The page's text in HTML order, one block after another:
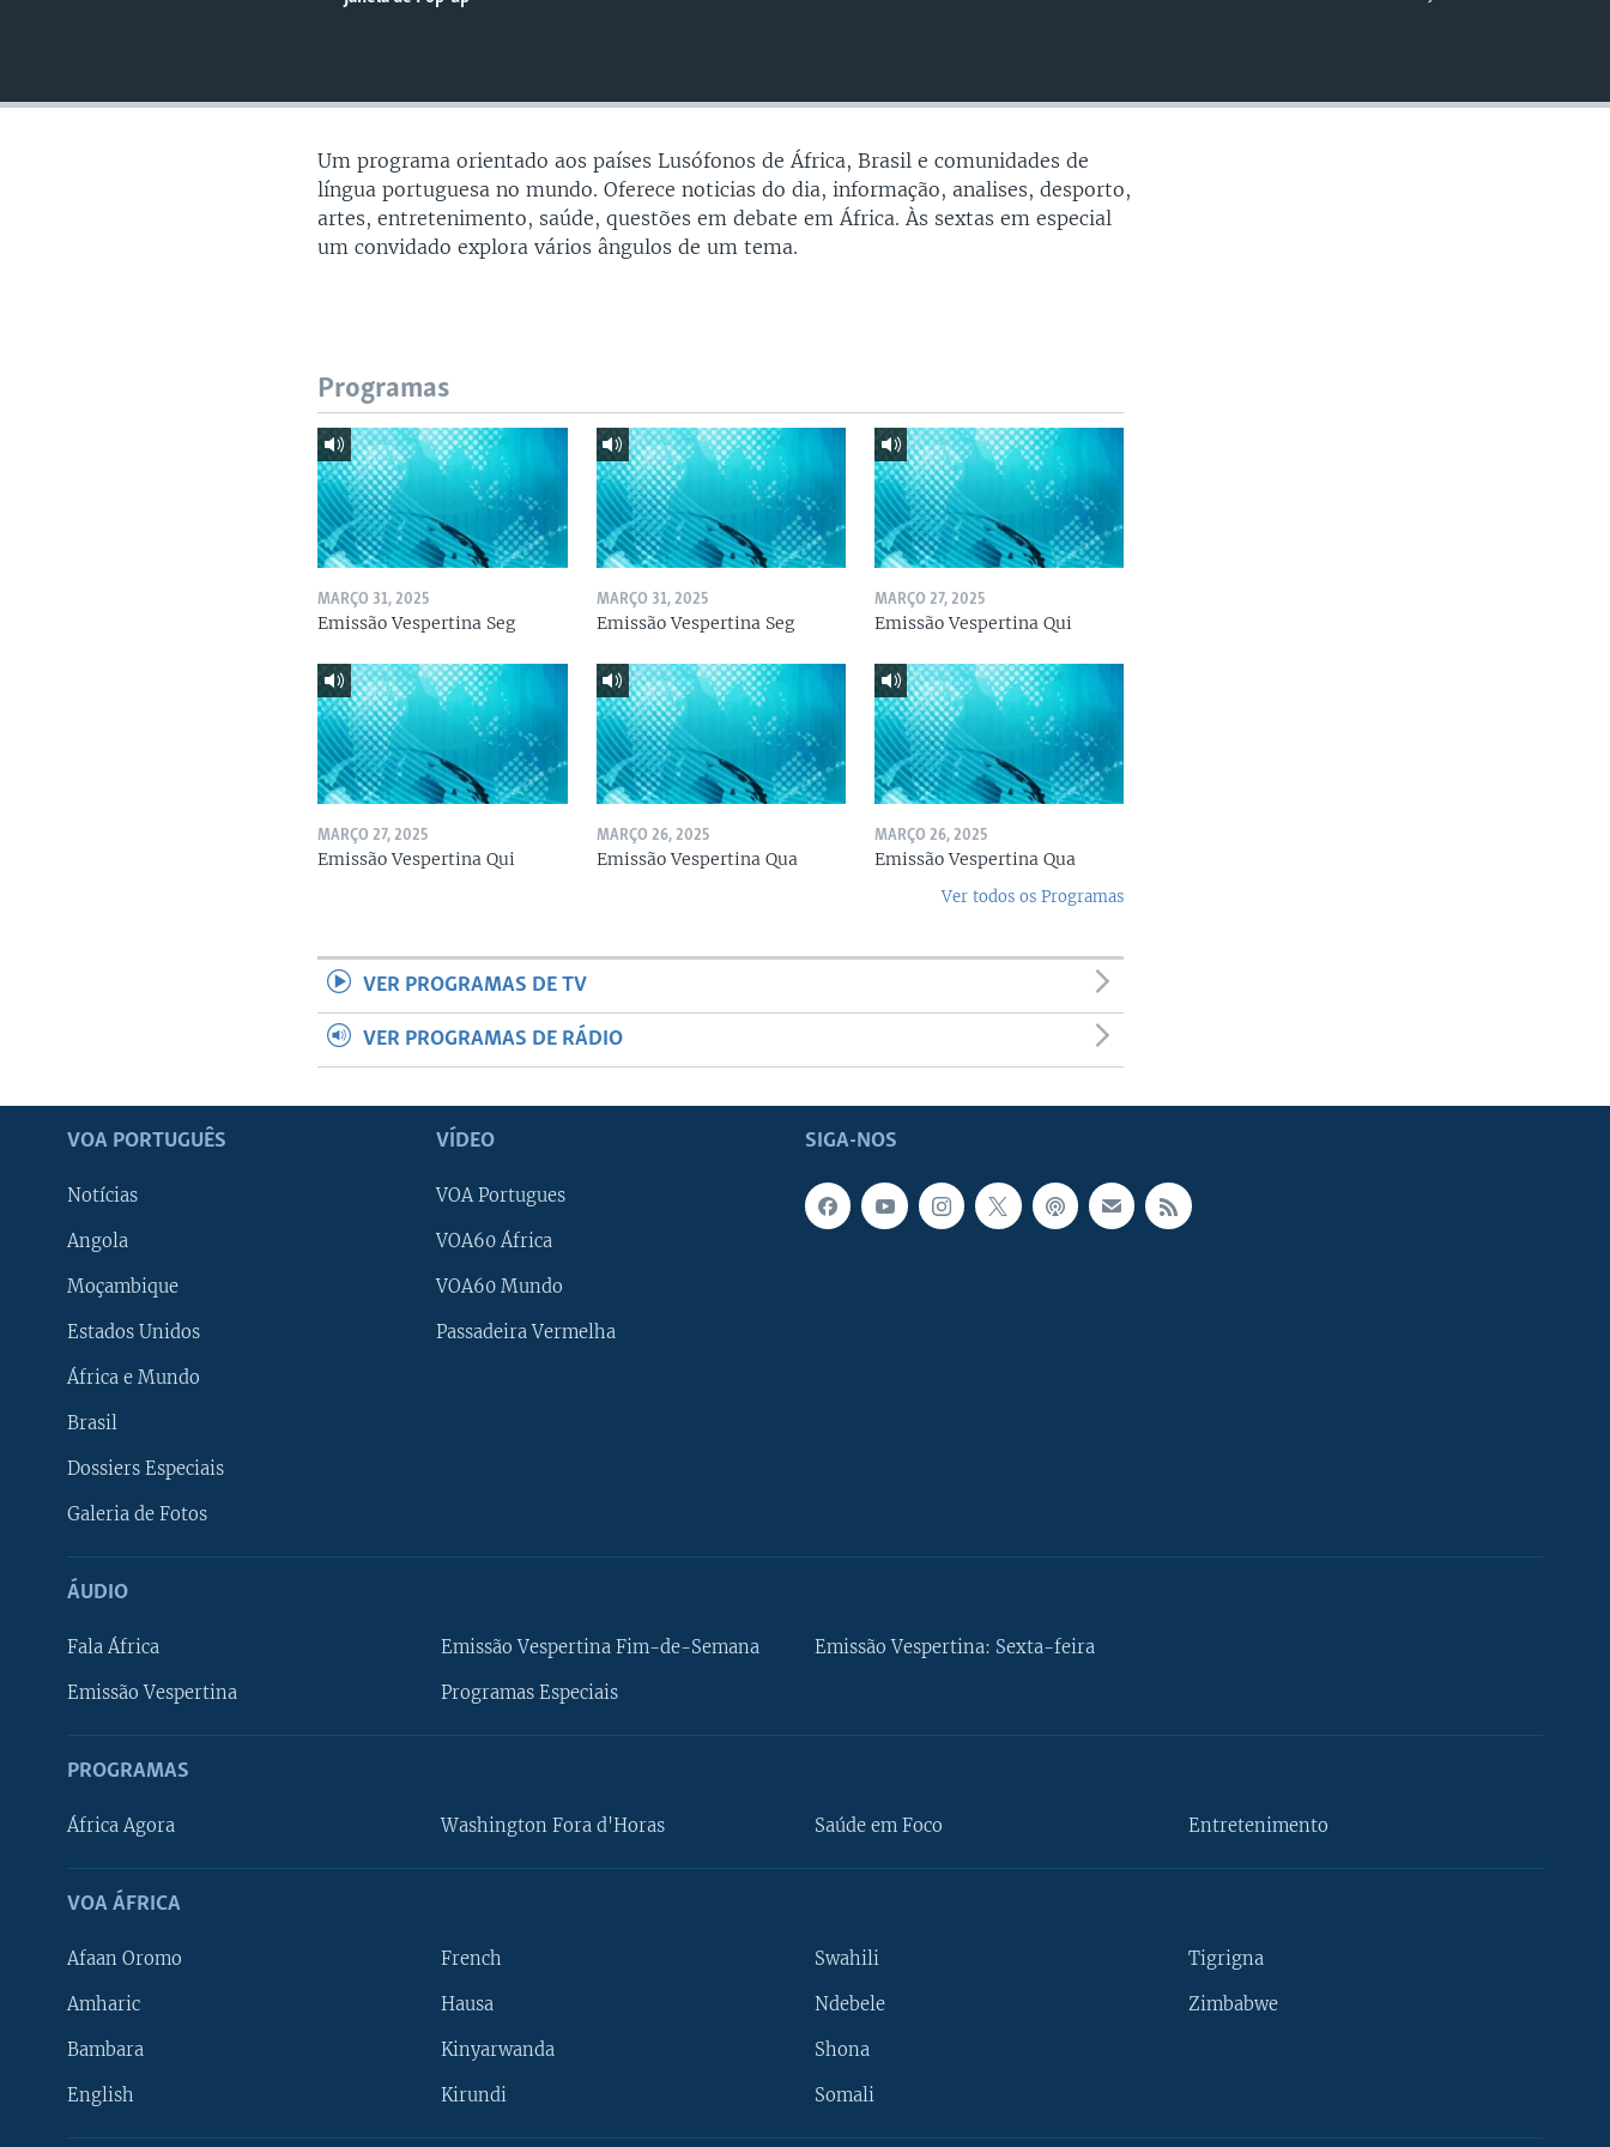
Um programa orientado aos países Lusófonos de África, Brasil e comunidades de
língua portuguesa no mundo. Oferece noticias do dia, informação, analises, desporto,
artes, entretenimento, saúde, questões em debate em África. Às sextas em especial
um convidado explora vários ângulos de um tema.
Programas
MARÇO 31, 2025
Emissão Vespertina Seg
MARÇO 31, 2025
Emissão Vespertina Seg
MARÇO 27, 2025
Emissão Vespertina Qui
MARÇO 27, 2025
Emissão Vespertina Qui
MARÇO 26, 2025
Emissão Vespertina Qua
MARÇO 26, 2025
Emissão Vespertina Qua
Ver todos os Programas
VER PROGRAMAS DE TV
VER PROGRAMAS DE RÁDIO
SIGA-NOS
VOA PORTUGUÊS
Notícias
Angola
Moçambique
Estados Unidos
África e Mundo
Brasil
Dossiers Especiais
Galeria de Fotos
VÍDEO
VOA Portugues
VOA60 África
VOA60 Mundo
Passadeira Vermelha
ÁUDIO
Fala África
Emissão Vespertina
Emissão Vespertina Fim-de-Semana
Programas Especiais
Emissão Vespertina: Sexta-feira
PROGRAMAS
África Agora Washington Fora d'Horas Saúde em Foco Entretenimento
VOA ÁFRICA
Afaan Oromo
Amharic
Bambara
English
French
Hausa
Kinyarwanda
Kirundi
Swahili
Ndebele
Shona
Somali
Tigrigna
Zimbabwe